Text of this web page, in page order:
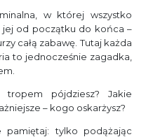
w której wszystko
jej od początku do końca –
całą zabawę. Tutaj każda
to jednocześnie zagadka,
tropem pójdziesz? Jakie
– kogo oskarżysz?
tylko podążając